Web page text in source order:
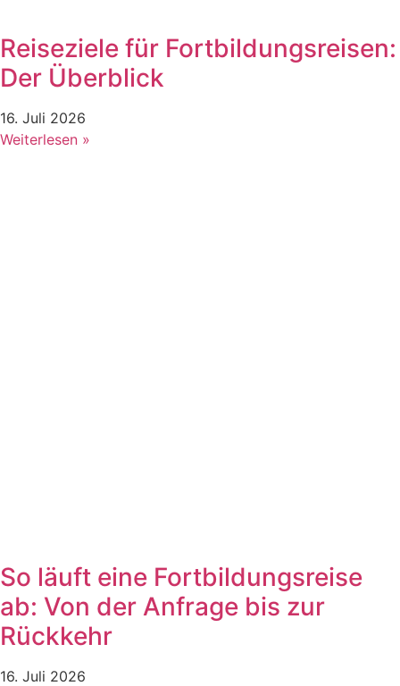
Reiseziele für Fortbildungsreisen:
Der Überblick
16. Juli 2026
Weiterlesen »
So läuft eine Fortbildungsreise
ab: Von der Anfrage bis zur
Rückkehr
16. Juli 2026